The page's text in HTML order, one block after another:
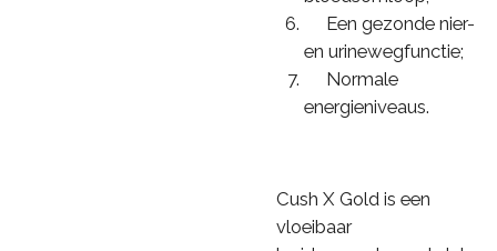
Een gezonde nier-
en urinewegfunctie;
Normale
energieniveaus.
Cush X Gold is een
vloeibaar